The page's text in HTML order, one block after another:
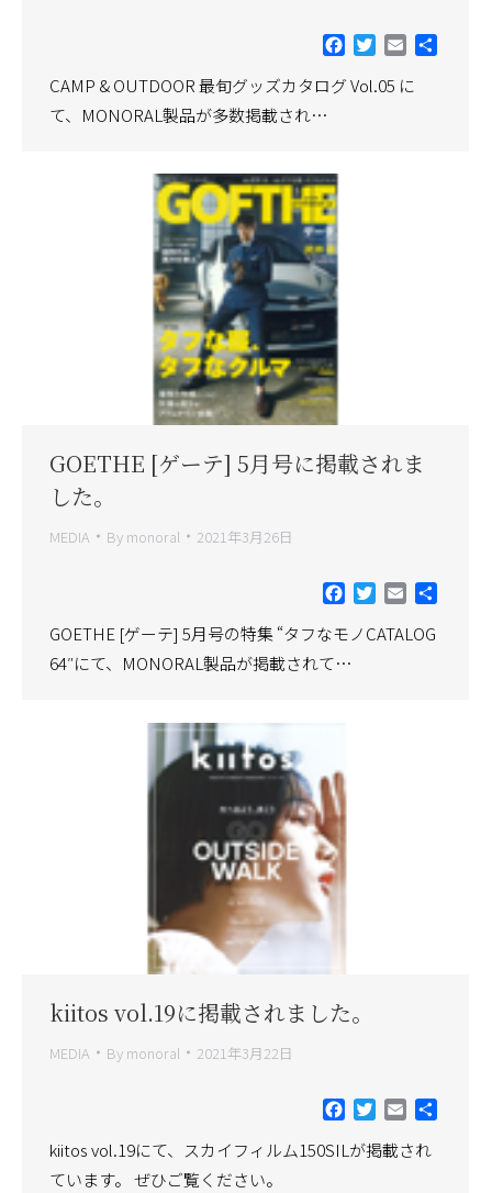
Facebook
Twitter
Email
CAMP & OUTDOOR 最旬グッズカタログ Vol.05 に
て、MONORAL製品が多数掲載され…
GOETHE [ゲーテ] 5月号に掲載されま
した。
MEDIA By monoral 2021年3月26日
Facebook
Twitter
Email
GOETHE [ゲーテ] 5月号の特集 “タフなモノCATALOG
64″にて、MONORAL製品が掲載されて…
kiitos vol.19に掲載されました。
MEDIA By monoral 2021年3月22日
Facebook
Twitter
Email
kiitos vol.19にて、スカイフィルム150SILが掲載され
ています。 ぜひご覧ください。